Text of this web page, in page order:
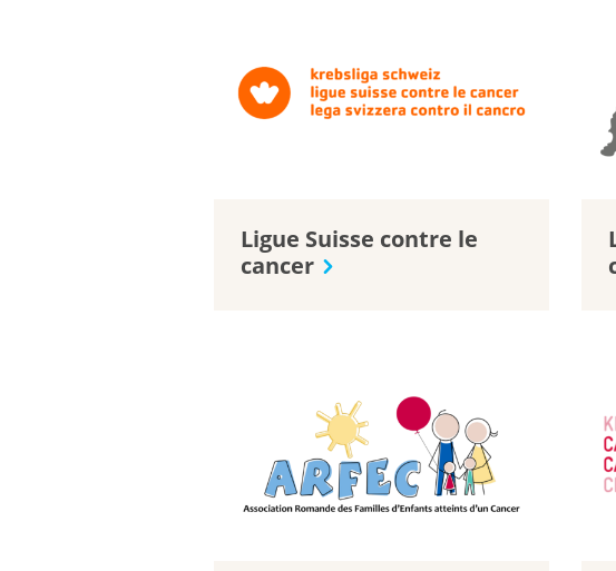
Ligue Suisse contre le
cancer